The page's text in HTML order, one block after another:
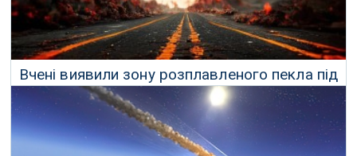
Вчені виявили зону розплавленого пекла під
тектонічними плитами Землі
11 Лютого 2023 р.